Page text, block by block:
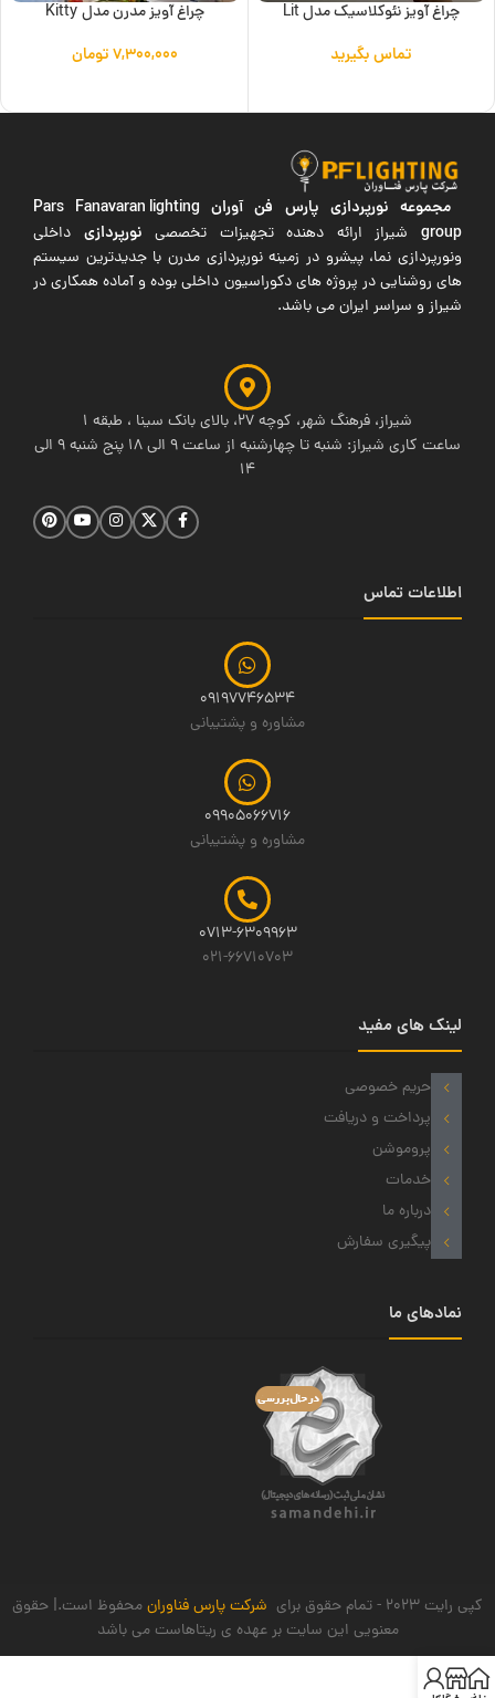
چراغ آویز نئوکلاسیک مدل Lit
تماس بگیرید
چراغ آویز مدرن مدل Kitty
۷,۳۰۰,۰۰۰تومان
مجموعه نورپردازی پارس فن آوران Pars Fanavaran lighting
groupشیراز ارائه دهنده تجهیزات تخصصی نورپردازی داخلی
ونورپردازی نما، پیشرو در زمینه نورپردازی مدرن با جدیدترین سیستم
های روشنایی در پروژه های دکوراسیون داخلی بوده و آماده همکاری در
شیراز و سراسر ایران می باشد.
شیراز، فرهنگ شهر، کوچه 27، بالای بانک سینا ، طبقه 1
ساعت کاری شیراز: شنبه تا چهارشنبه از ساعت 9 الی 18 پنج شنبه 9 الی
14
اطلاعات تماس
09197746534
مشاوره و پشتیبانی
09905066716
مشاوره و پشتیبانی
0713-6309963
021-66710703
لینک های مفید
حریم خصوصی
پرداخت و دریافت
پروموشن
خدمات
درباره ما
پیگیری سفارش
نمادهای ما
کپی رایت 2023 - تمام حقوق برای شرکت پارس فناورانمحفوظ است.| حقوق
معنویی این سایت بر عهده ی ریتاهاست می باشد